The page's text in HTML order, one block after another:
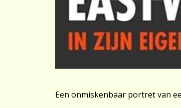
Een onmiskenbaar portret van